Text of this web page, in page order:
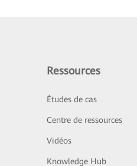
Ressources
Études de cas
Centre de ressources
Vidéos
Knowledge Hub